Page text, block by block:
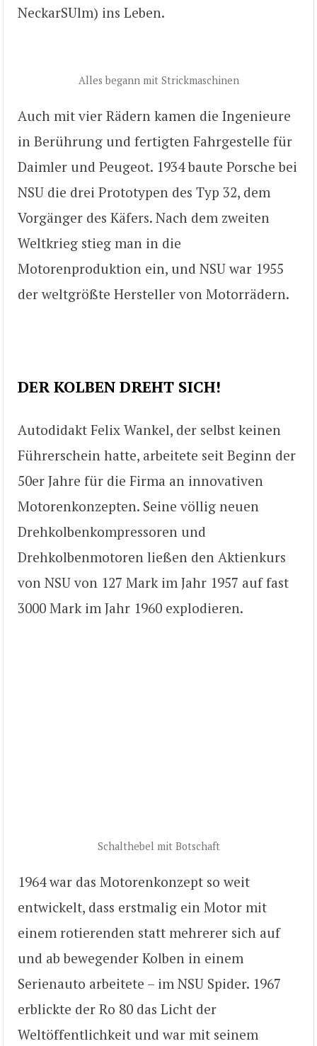
NeckarSUlm) ins Leben.
Alles begann mit Strickmaschinen
Auch mit vier Rädern kamen die Ingenieure
in Berührung und fertigten Fahrgestelle für
Daimler und Peugeot. 1934 baute Porsche bei
NSU die drei Prototypen des Typ 32, dem
Vorgänger des Käfers. Nach dem zweiten
Weltkrieg stieg man in die
Motorenproduktion ein, und NSU war 1955
der weltgrößte Hersteller von Motorrädern.
DER KOLBEN DREHT SICH!
Autodidakt Felix Wankel, der selbst keinen
Führerschein hatte, arbeitete seit Beginn der
50er Jahre für die Firma an innovativen
Motorenkonzepten. Seine völlig neuen
Drehkolbenkompressoren und
Drehkolbenmotoren ließen den Aktienkurs
von NSU von 127 Mark im Jahr 1957 auf fast
3000 Mark im Jahr 1960 explodieren.
Schalthebel mit Botschaft
1964 war das Motorenkonzept so weit
entwickelt, dass erstmalig ein Motor mit
einem rotierenden statt mehrerer sich auf
und ab bewegender Kolben in einem
Serienauto arbeitete – im NSU Spider. 1967
erblickte der Ro 80 das Licht der
Weltöffentlichkeit und war mit seinem